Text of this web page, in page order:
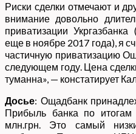
Риски сделки отмечают и
внимание довольно
приватизации
еще в ноябре 2017 года), я
частичную приватизацию
следующем году. Цена
туманна», — констатирует
Досье: Ощадбанк
Прибыль банка по итогам
млн.грн. Это самый